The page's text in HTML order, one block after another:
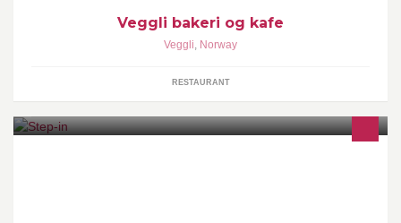
Veggli bakeri og kafe
Veggli, Norway
RESTAURANT